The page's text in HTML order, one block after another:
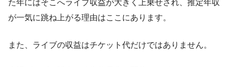
た年にはそこへライブ収益が大きく上乗せされ、推定年収
が一気に跳ね上がる理由はここにあります。
また、ライブの収益はチケット代だけではありません。